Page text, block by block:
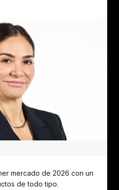
mercado de 2026 con un
de todo tipo.